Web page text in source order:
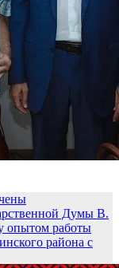
Думы В.
опытом работы
района с